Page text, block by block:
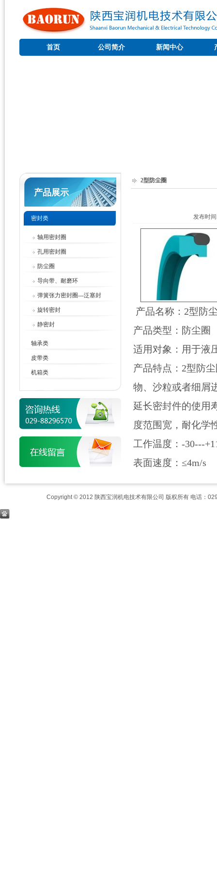
首页 公司简介 新闻中心
产品展示
密封类
轴用密封圈
孔用密封圈
防尘圈
导向带、耐磨环
弹簧张力密封圈---泛塞封
旋转密封
静密封
轴承类
皮带类
机箱类
2型防尘圈
发布时
产品名称：2型防
产品类型：防尘圈
适用对象：用于液
产品特点：2型防
物、沙粒或者细屑
延长密封件的使用
度范围宽，耐化学
工作温度：-30---
表面速度：≤4m/s
Copyright © 2012 陕西宝润机电技术有限公司 版权所有 电话：